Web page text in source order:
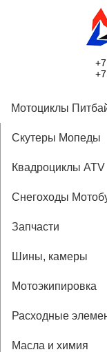
Мотоциклы
Скутеры Мопеды
Квадроциклы ATV
Снегоходы
Запчасти
Шины, камеры
Мотоэкипировка
Расходные
Масла и химия